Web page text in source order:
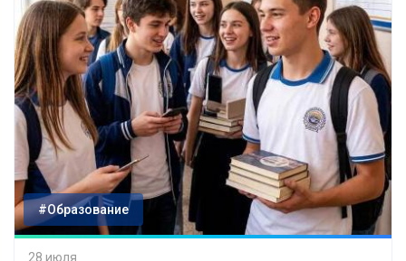
#Образование
28 июля